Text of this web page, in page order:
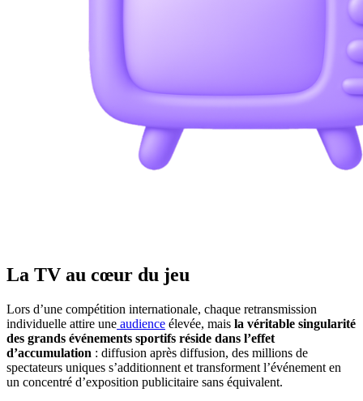
La TV au cœur du jeu
Lors d’une compétition internationale, chaque retransmission
individuelle attire une audience élevée, mais la véritable singularité
des grands événements sportifs réside dans l’effet
d’accumulation : diffusion après diffusion, des millions de
spectateurs uniques s’additionnent et transforment l’événement en
un concentré d’exposition publicitaire sans équivalent.